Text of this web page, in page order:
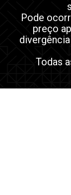
Pode
preço
Todas